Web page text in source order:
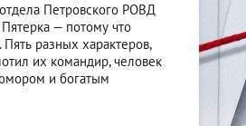
Петровского РОВД
— потому что
Пять разных характеров,
их командир, человек
и богатым